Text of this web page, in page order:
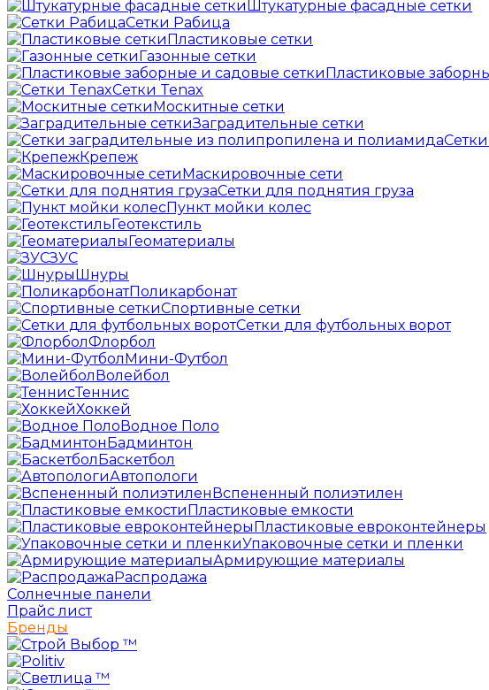
Штукатурные фасадные сетки
Сетки Рабица
Пластиковые сетки
Газонные сетки
Пластиковые
Сетки Tenax
Москитные сетки
Заградительные сетки
Крепеж
Маскировочные сети
Сетки для поднятия груза
Пункт мойки колес
Геотекстиль
Геоматериалы
ЗУС
Шнуры
Поликарбонат
Спортивные сетки
Сетки для футбольных ворот
Флорбол
Мини-Футбол
Волейбол
Теннис
Хоккей
Водное Поло
Бадминтон
Баскетбол
Автопологи
Вспененный полиэтилен
Пластиковые емкости
Пластиковые евроконтейнеры
Упаковочные сетки и пленки
Армирующие материалы
Распродажа
Солнечные панели
Прайс лист
Бренды